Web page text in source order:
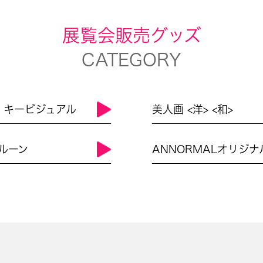
展覧会販売グッズ
CATEGORY
ービジュアル 美人画 <洋> <和>
ーン ANNORMALオリジナ